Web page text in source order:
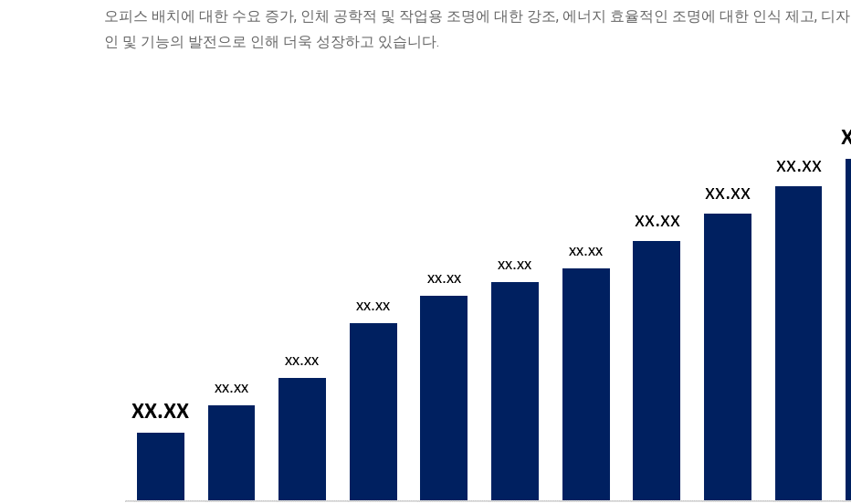
오피스 배치에 대한 수요 증가, 인체 공학적 및 작업용 조명에 대한 강조, 에너지 효율적인 조명에 대한 인식 제고, 디자
인 및 기능의 발전으로 인해 더욱 성장하고 있습니다.